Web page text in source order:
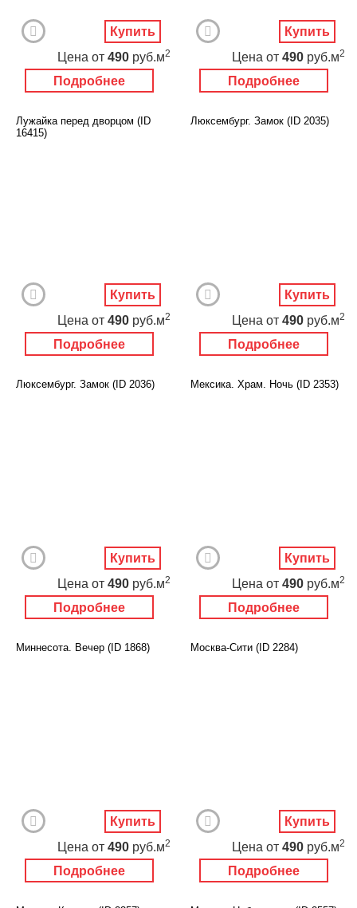
Подробнее
Цена от 490 руб.м2
Купить
Подробнее
Цена от 490 руб.м2
Купить
Лужайка перед дворцом (ID
16415)
Подробнее
Цена от 490 руб.м2
Купить
Люксембург. Замок (ID 2035)
Подробнее
Цена от 490 руб.м2
Купить
Люксембург. Замок (ID 2036)
Подробнее
Цена от 490 руб.м2
Купить
Мексика. Храм. Ночь (ID 2353)
Подробнее
Цена от 490 руб.м2
Купить
Миннесота. Вечер (ID 1868)
Подробнее
Цена от 490 руб.м2
Купить
Москва-Сити (ID 2284)
Подробнее
Цена от 490 руб.м2
Купить